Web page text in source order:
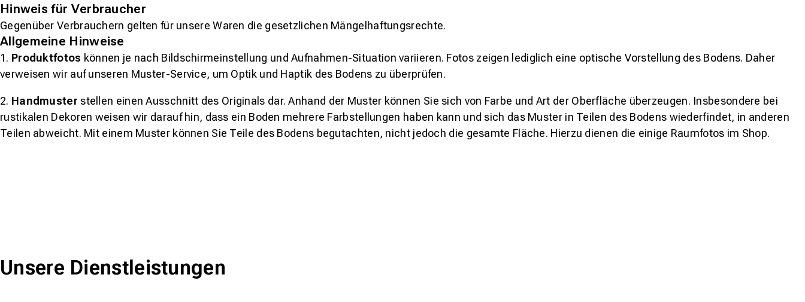
Hinweis für Verbraucher
Gegenüber Verbrauchern gelten für unsere Waren die gesetzlichen Mängelhaftungsrechte.
Allgemeine Hinweise
1. Produktfotos können je nach Bildschirmeinstellung und Aufnahmen-Situation variieren. Fotos zeigen lediglich eine optische Vorstellung des Bodens. Daher
verweisen wir auf unseren Muster-Service, um Optik und Haptik des Bodens zu überprüfen.
2. Handmuster stellen einen Ausschnitt des Originals dar. Anhand der Muster können Sie sich von Farbe und Art der Oberfläche überzeugen. Insbesondere bei
rustikalen Dekoren weisen wir darauf hin, dass ein Boden mehrere Farbstellungen haben kann und sich das Muster in Teilen des Bodens wiederfindet, in anderen
Teilen abweicht. Mit einem Muster können Sie Teile des Bodens begutachten, nicht jedoch die gesamte Fläche. Hierzu dienen die einige Raumfotos im Shop.
Unsere Dienstleistungen